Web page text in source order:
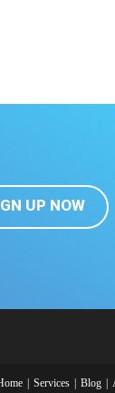
UP NOW
Services Blog